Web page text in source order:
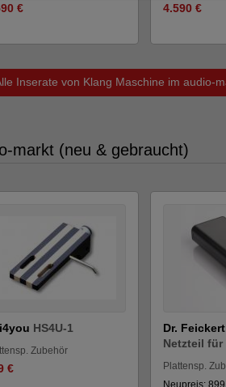
€ 4.590 €
Inserate von Klang Maschine im audio-
markt (neu & gebraucht)
HS4U-1
Zubehör
€
Dr. Feickert
Netzteil für
Plattensp.
Neupreis: